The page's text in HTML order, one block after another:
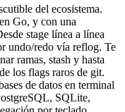
del ecosistema.
Go, y con una
stage línea a línea
undo/redo vía reflog. Te
ramas, stash y hasta
los flags raros de git.
de datos en terminal
SQLite,